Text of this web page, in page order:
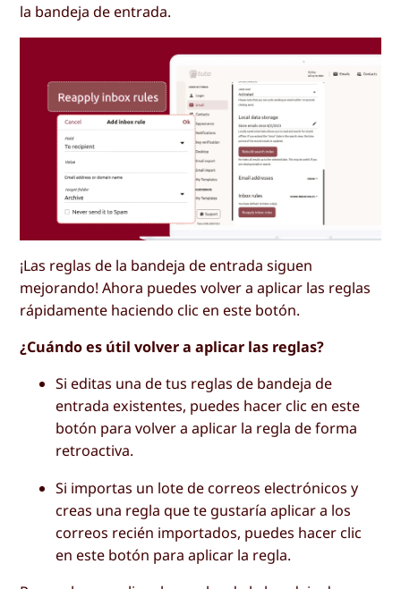
la bandeja de entrada.
¡Las reglas de la bandeja de entrada siguen
mejorando! Ahora puedes volver a aplicar las reglas
rápidamente haciendo clic en este botón.
¿Cuándo es útil volver a aplicar las reglas?
Si editas una de tus reglas de bandeja de
entrada existentes, puedes hacer clic en este
botón para volver a aplicar la regla de forma
retroactiva.
Si importas un lote de correos electrónicos y
creas una regla que te gustaría aplicar a los
correos recién importados, puedes hacer clic
en este botón para aplicar la regla.